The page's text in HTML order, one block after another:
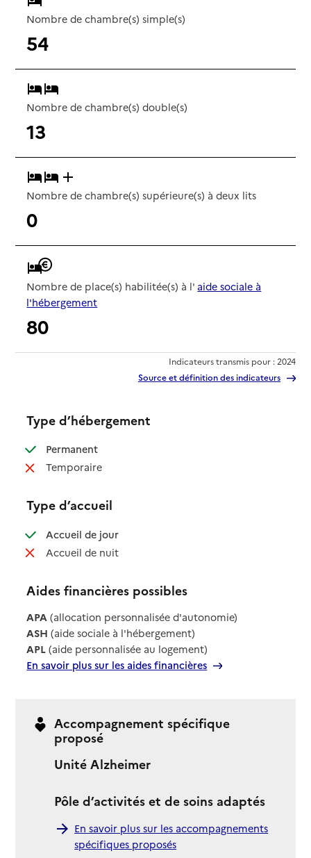
Nombre de chambre(s) simple(s)
54
Nombre de chambre(s) double(s)
13
Nombre de chambre(s) supérieure(s) à deux lits
0
Nombre de place(s) habilitée(s) à l' aide sociale à
l'hébergement
80
Indicateurs transmis pour : 2024
Source et définition des indicateurs
Type d’hébergement
Permanent: disponible
Temporaire: non disponible
Type d’accueil
Accueil de jour: disponible
Accueil de nuit: non disponible
Aides financières possibles
APA (allocation personnalisée d'autonomie)
ASH (aide sociale à l'hébergement)
APL (aide personnalisée au logement)
En savoir plus sur les aides financières
Accompagnement spécifique
proposé
Unité Alzheimer
Pôle d’activités et de soins adaptés
En savoir plus sur les accompagnements
spécifiques proposés